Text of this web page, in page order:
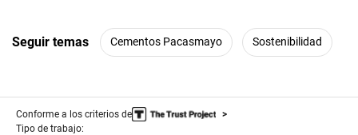
Seguir temas Cementos Pacasmayo Sostenibilidad
Conforme a los criterios de
Tipo de trabajo: